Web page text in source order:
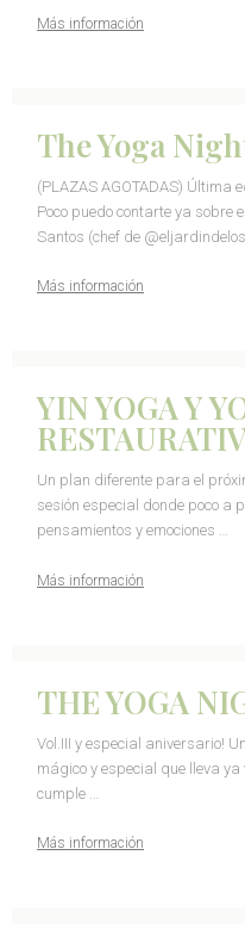
Más información
The Yoga
(PLAZAS AGOTADAS) Última
Poco puedo contarte ya sobre
Santos (chef de
Más información
YIN YOGA Y
Un plan diferente para el
sesión especial donde poco a
pensamientos y emociones …
Más información
THE YOGA
Vol.III y especial aniversario!
mágico y especial que lleva
cumple …
Más información